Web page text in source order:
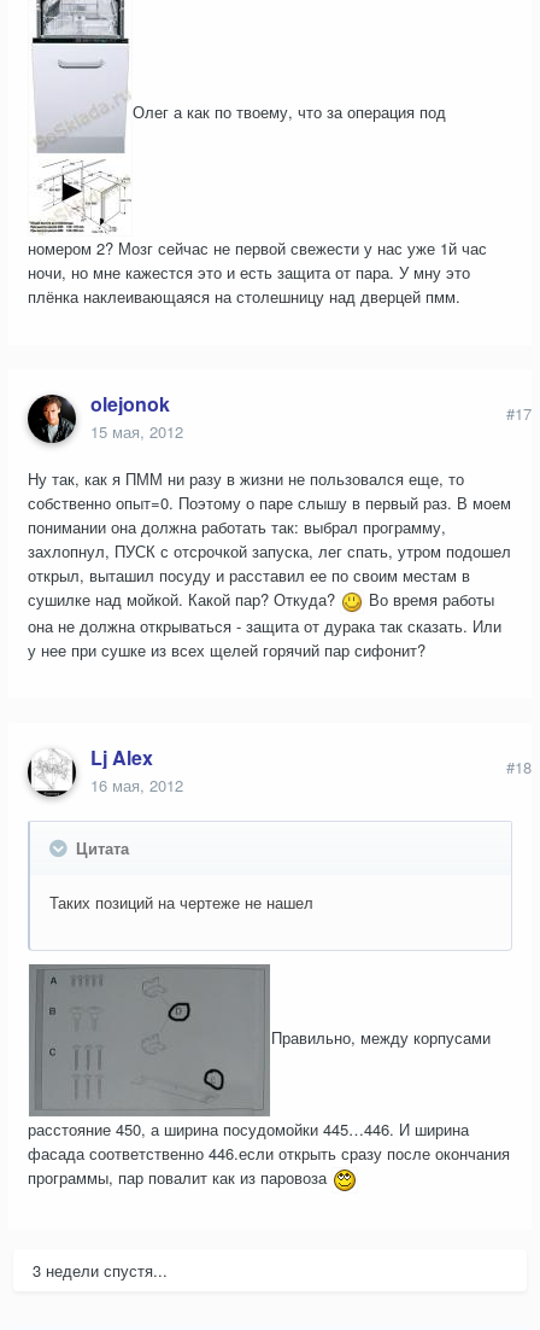
Олег а как по твоему, что за операция под
номером 2? Мозг сейчас не первой свежести у нас уже 1й час
ночи, но мне кажестся это и есть защита от пара. У мну это
плёнка наклеивающаяся на столешницу над дверцей пмм.
olejonok
15 мая, 2012
#17
Ну так, как я ПММ ни разу в жизни не пользовался еще, то
собственно опыт=0. Поэтому о паре слышу в первый раз. В моем
понимании она должна работать так: выбрал программу,
захлопнул, ПУСК с отсрочкой запуска, лег спать, утром подошел
открыл, выташил посуду и расставил ее по своим местам в
сушилке над мойкой. Какой пар? Откуда?
Во время работы
она не должна открываться - защита от дурака так сказать. Или
у нее при сушке из всех щелей горячий пар сифонит?
Lj Alex
16 мая, 2012
#18
Цитата
Таких позиций на чертеже не нашел
Правильно, между корпусами
расстояние 450, а ширина посудомойки 445…446. И ширина
фасада соответственно 446.если открыть сразу после окончания
программы, пар повалит как из паровоза
3 недели спустя...